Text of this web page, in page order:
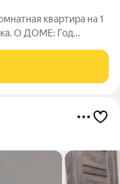
квартира на 1
ремонт,